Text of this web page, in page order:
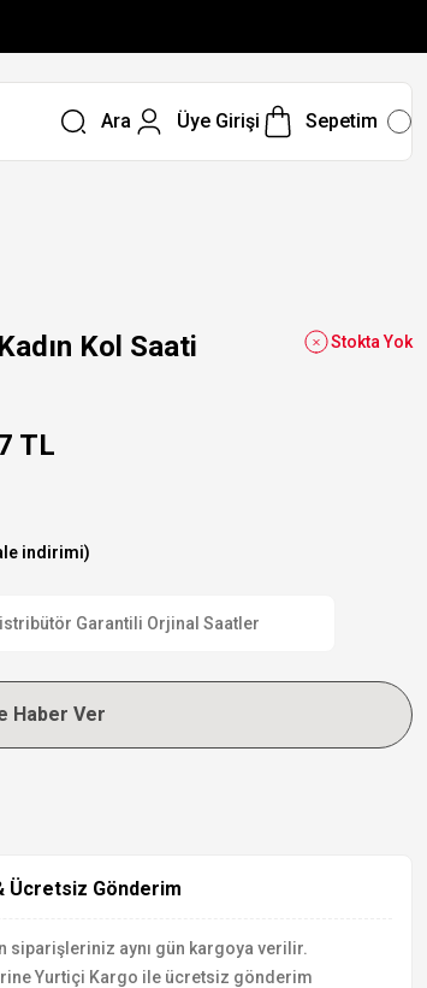
Ara Üye Girişi Sepetim
Kol Saati Stokta Yok
TL
indirimi)
Garantili Orjinal Saatler
Haber Ver
Ücretsiz Gönderim
siparişleriniz aynı gün kargoya verilir.
Yurtiçi Kargo ile ücretsiz gönderim